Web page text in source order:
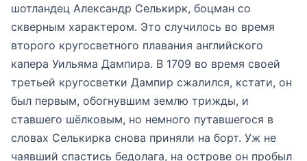
шотландец Александр Селькирк, боцман со
скверным характером. Это случилось во время
второго кругосветного плавания английского
капера Уильяма Дампира. В 1709 во время своей
третьей кругосветки Дампир сжалился, кстати, он
был первым, обогнувшим землю трижды, и
ставшего шёлковым, но немного путавшегося в
словах Селькирка снова приняли на борт. Уж не
чаявший спастись бедолага, на острове он пробыл